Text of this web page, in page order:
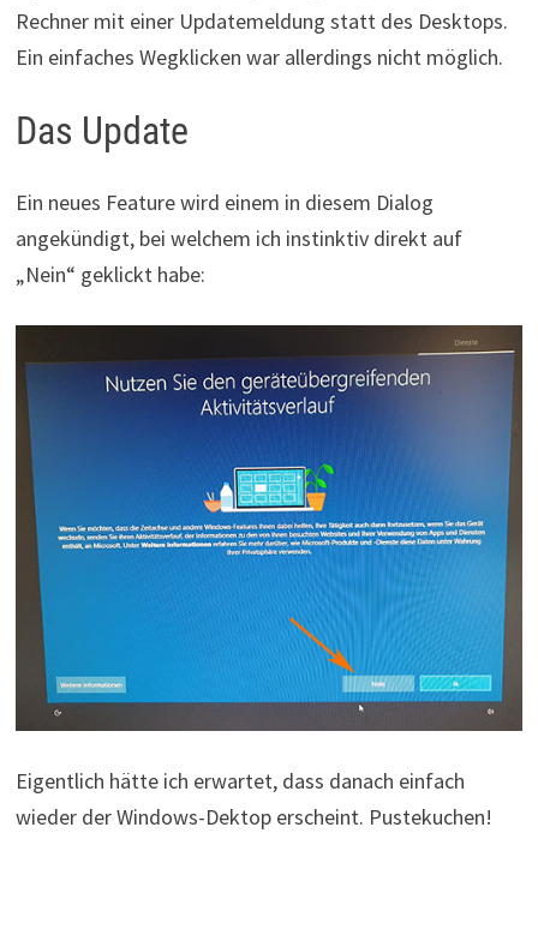
Rechner mit einer Updatemeldung statt des Desktops.
Ein einfaches Wegklicken war allerdings nicht möglich.
Das Update
Ein neues Feature wird einem in diesem Dialog
angekündigt, bei welchem ich instinktiv direkt auf
„Nein“ geklickt habe:
Eigentlich hätte ich erwartet, dass danach einfach
wieder der Windows-Dektop erscheint. Pustekuchen!